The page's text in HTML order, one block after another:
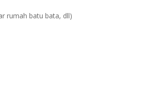
rumah batu bata, dll)